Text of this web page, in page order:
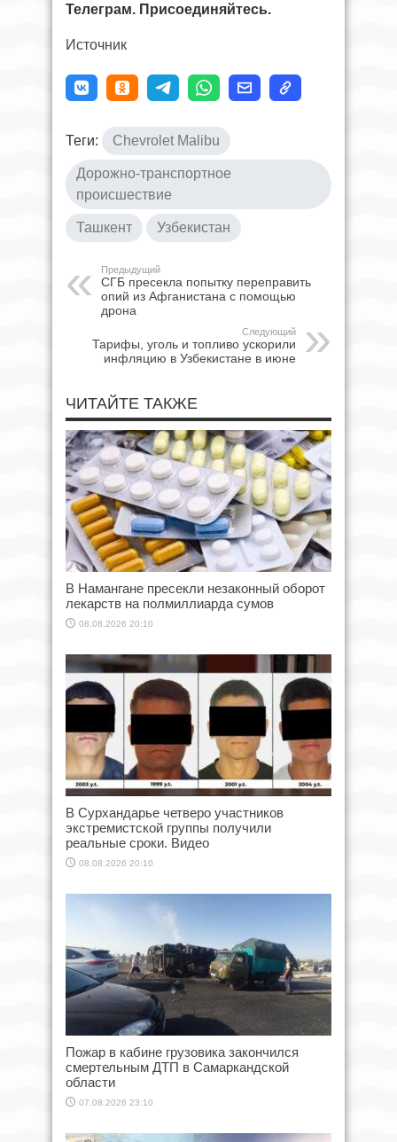
Телеграм. Присоединяйтесь.
Источник
Теги: Chevrolet Malibu
Дорожно-транспортное
происшествие
Ташкент Узбекистан
Предыдущий
СГБ пресекла попытку переправить
опий из Афганистана с помощью
дрона
Следующий
Тарифы, уголь и топливо ускорили
инфляцию в Узбекистане в июне
ЧИТАЙТЕ ТАКЖЕ
В Намангане пресекли незаконный оборот
лекарств на полмиллиарда сумов
08.08.2026 20:10
В Сурхандарье четверо участников
экстремистской группы получили
реальные сроки. Видео
08.08.2026 20:10
Пожар в кабине грузовика закончился
смертельным ДТП в Самаркандской
области
07.08.2026 23:10